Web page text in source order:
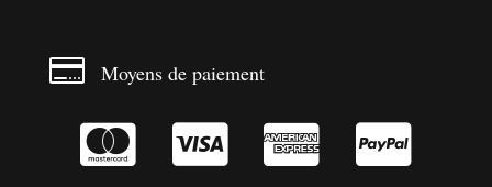
 Moyens de paiement
   